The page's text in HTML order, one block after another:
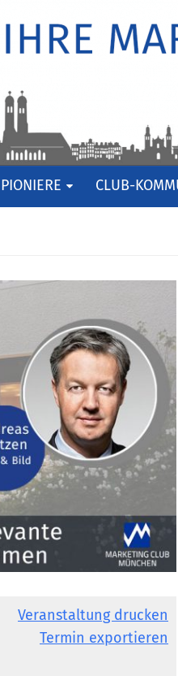
CLUB-
Veranstaltung drucken
Termin exportieren